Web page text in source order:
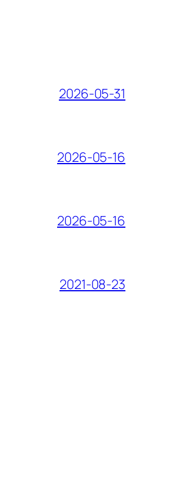
2026-05-31
2026-05-16
2026-05-16
2021-08-23